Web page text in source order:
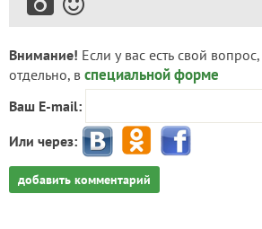
Внимание! Если у вас есть свой
отдельно, в специальной форме
Ваш E-mail:
Или через:
добавить комментарий